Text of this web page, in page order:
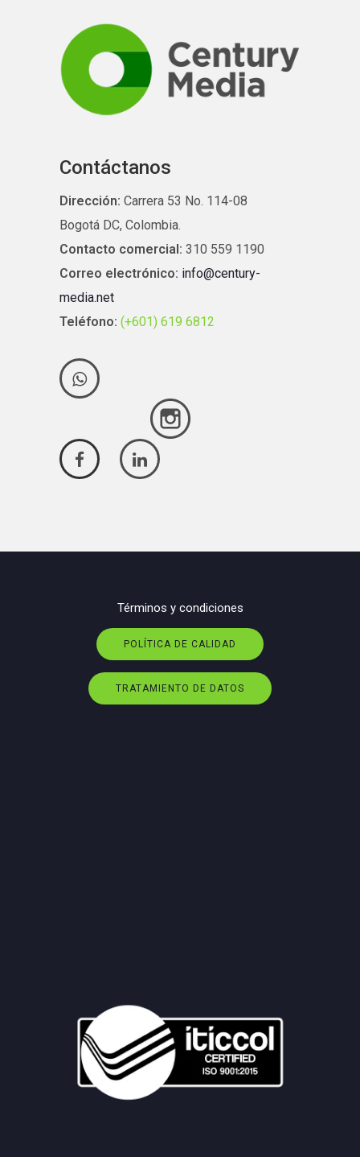
Contáctanos
Dirección: Carrera 53 No. 114-08
Bogotá DC, Colombia.
Contacto comercial: 310 559 1190
Correo electrónico: info@century-
media.net
Teléfono: (+601) 619 6812
Términos y condiciones
POLÍTICA DE CALIDAD
TRATAMIENTO DE DATOS